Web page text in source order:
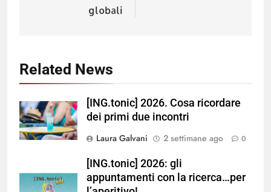
globali
Related News
[ING.tonic] 2026. Cosa ricordare
dei primi due incontri
Laura Galvani
2 settimane ago 0
[ING.tonic] 2026: gli
appuntamenti con la ricerca…per